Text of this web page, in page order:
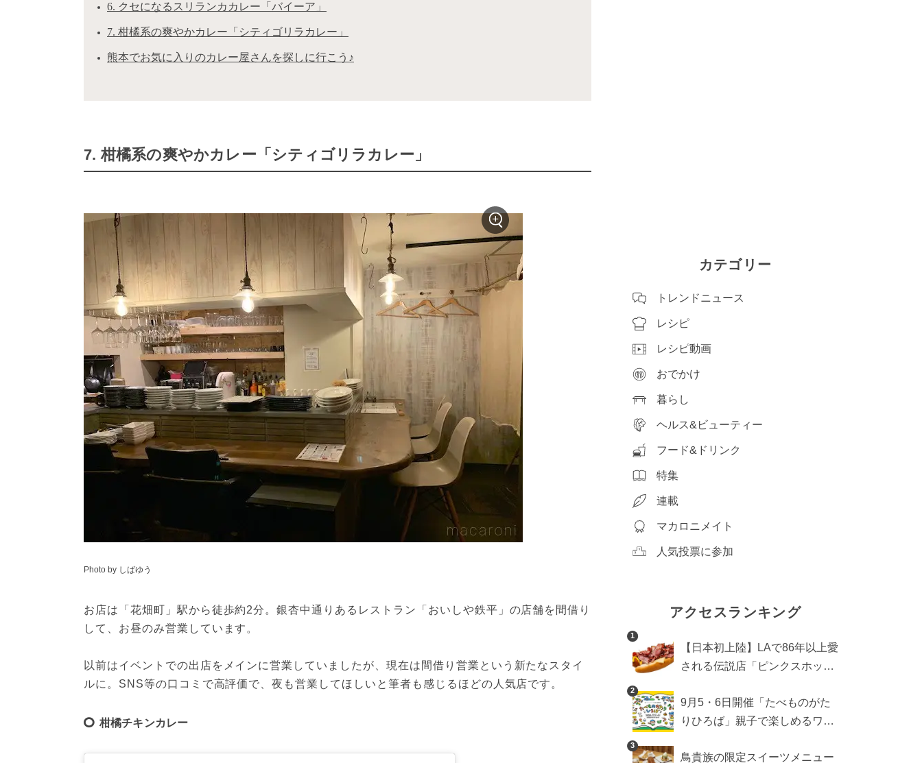
6. クセになるスリランカカレー「バイーア」
7. 柑橘系の爽やかカレー「シティゴリラカレー」
熊本でお気に入りのカレー屋さんを探しに行こう♪
7. 柑橘系の爽やかカレー「シティゴリラカレー」
Photo by しばゆう
お店は「花畑町」駅から徒歩約2分。銀杏中通りあるレストラン「おいしや鉄平」の店舗を間借り
して、お昼のみ営業しています。
以前はイベントでの出店をメインに営業していましたが、現在は間借り営業という新たなスタイ
ルに。SNS等の口コミで高評価で、夜も営業してほしいと筆者も感じるほどの人気店です。
柑橘チキンカレー
カテゴリー
トレンドニュース
レシピ
レシピ動画
おでかけ
暮らし
ヘルス&ビューティー
フード&ドリンク
特集
連載
マカロニメイト
人気投票に参加
アクセスランキング
1
【日本初上陸】LAで86年以上愛
される伝説店「ピンクスホット
ットドッグブーム到来!?
2
9月5・6日開催「たべものがた
りひろば」親子で楽しめるワー
ーなどをご紹介
3
鳥貴族の限定スイーツメニュー